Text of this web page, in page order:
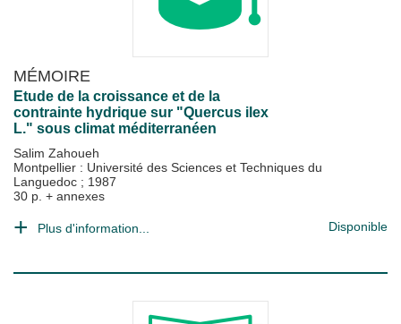
MÉMOIRE
Etude de la croissance et de la
contrainte hydrique sur "Quercus ilex
L." sous climat méditerranéen
Salim Zahoueh
Montpellier : Université des Sciences et Techniques du
Languedoc ; 1987
30 p. + annexes
Plus d'information... Disponible